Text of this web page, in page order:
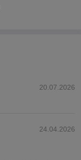
20.07.2026
24.04.2026